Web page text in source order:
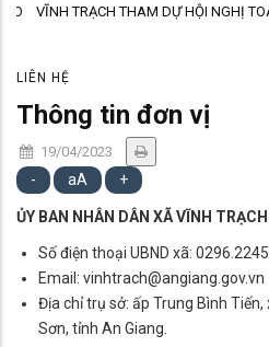
VĨNH TRẠCH THAM DỰ HỘI NGHỊ
TRUNG ƯƠNG ĐẢNG KHÓA XIV
LIÊN HỆ
Thông tin đơn vị
19/04/2023
- aA +
ỦY BAN NHÂN DÂN XÃ VĨNH TRẠCH
Số điện thoại UBND xã:
Email: vinhtrach@angiang.gov.vn
Địa chỉ trụ sở: ấp Trung Bình
Sơn, tỉnh An Giang.